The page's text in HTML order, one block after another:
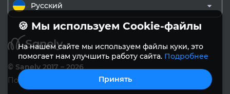
Русский
© Sanely 2017 – 2026
Пользовательское соглашение
🍪 Мы используем Cookie-файлы
На нашем сайте мы используем файлы куки, это
помогает нам улучшить работу сайта. Подробнее
Принять